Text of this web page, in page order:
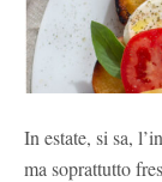
In estate, si sa,
ma soprattutto